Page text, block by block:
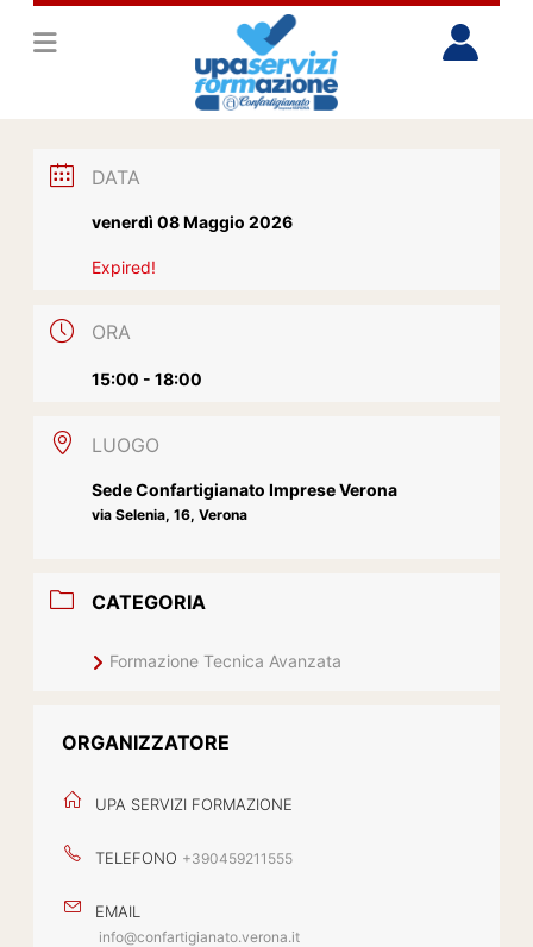
DATA
venerdì 08 Maggio 2026
Expired!
ORA
15:00 - 18:00
LUOGO
Sede Confartigianato Imprese Verona
via Selenia, 16, Verona
CATEGORIA
Formazione Tecnica Avanzata
ORGANIZZATORE
UPA SERVIZI FORMAZIONE
TELEFONO +390459211555
EMAIL
info@confartigianato.verona.it